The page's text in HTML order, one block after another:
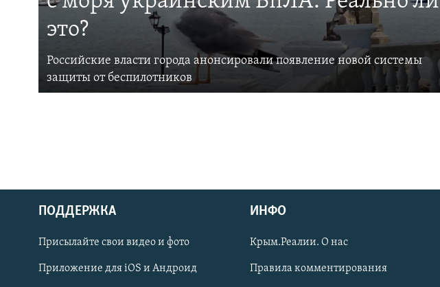
Українською
Qırımtatar
это?
Российские власти города анонсировали появление новой системы
защиты от беспилотников
ПОДДЕРЖКА
Присылайте свои видео и фото
Приложение для iOS и Андроид
ИНФО
Крым.Реалии. О нас
Правила комментирования